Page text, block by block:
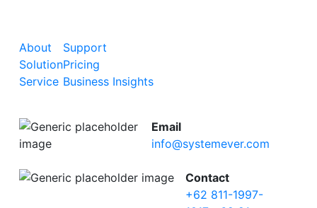
About
Solution
Service
Support
Pricing
Business Insights
Email
info@systemever.com
Contact
+62 811-1997-